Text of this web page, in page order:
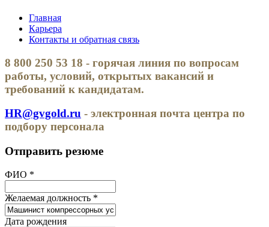
Главная
Карьера
Контакты и обратная связь
8 800 250 53 18 - горячая линия по вопросам
работы, условий, открытых вакансий и
требований к кандидатам.
HR@gvgold.ru - электронная почта центра по
подбору персонала
Отправить резюме
ФИО *
Желаемая должность *
Дата рождения